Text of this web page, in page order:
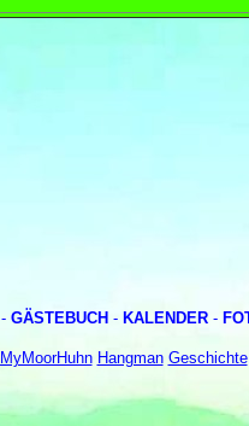
- GÄSTEBUCH - KALENDER -
MyMoorHuhn Hangman Geschichte